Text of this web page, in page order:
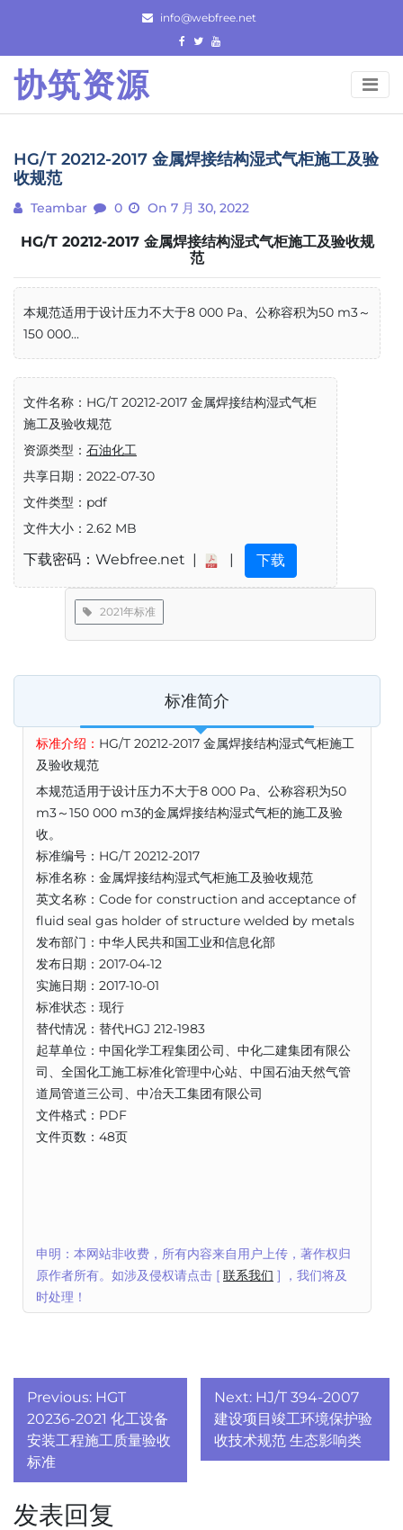
content
info@webfree.net
协筑资源
HG/T 20212-2017 金属焊接结构湿式气柜施工及验
收规范
Teambar 0 On 7 月 30, 2022
HG/T 20212-2017 金属焊接结构湿式气柜施工及验收规
范
本规范适用于设计压力不大于8 000 Pa、公称容积为50 m3～
150 000...
文件名称：HG/T 20212-2017 金属焊接结构湿式气柜
施工及验收规范
资源类型： 石油化工
共享日期：2022-07-30
文件类型：pdf
文件大小：2.62 MB
下载密码：Webfree.net | | 下载
2021年标准
标准简介
标准介绍： HG/T 20212-2017 金属焊接结构湿式气柜施工
及验收规范
本规范适用于设计压力不大于8 000 Pa、公称容积为50
m3～150 000 m3的金属焊接结构湿式气柜的施工及验
收。
标准编号：HG/T 20212-2017
标准名称：金属焊接结构湿式气柜施工及验收规范
英文名称：Code for construction and acceptance of
fluid seal gas holder of structure welded by metals
发布部门：中华人民共和国工业和信息化部
发布日期：2017-04-12
实施日期：2017-10-01
标准状态：现行
替代情况：替代HGJ 212-1983
起草单位：中国化学工程集团公司、中化二建集团有限公
司、全国化工施工标准化管理中心站、中国石油天然气管
道局管道三公司、中冶天工集团有限公司
文件格式：PDF
文件页数：48页
申明：本网站非收费，所有内容来自用户上传，著作权归
原作者所有。如涉及侵权请点击 [ 联系我们 ] ，我们将及
时处理！
文
章
导
航
Previous: HGT
20236-2021 化工设备
安装工程施工质量验收
标准
Next: HJ/T 394-2007
建设项目竣工环境保护验
收技术规范 生态影响类
发表回复